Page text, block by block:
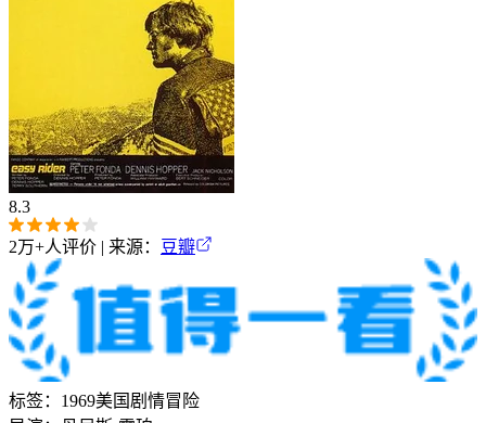
8.3
2万+人评价 | 来源： 豆瓣
标签： 1969美国 剧情冒险